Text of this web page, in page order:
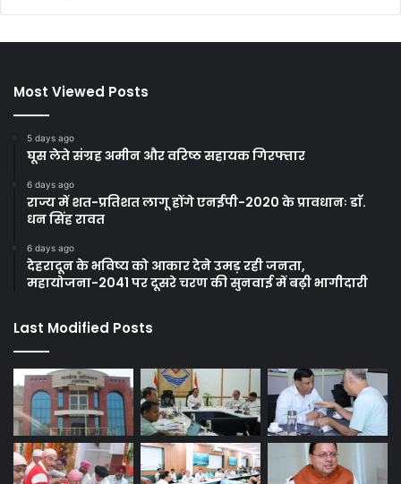
Most Viewed Posts
5 days ago
घूस लेते संग्रह अमीन और वरिष्ठ सहायक गिरफ्तार
6 days ago
राज्य में शत-प्रतिशत लागू होंगे एनईपी-2020 के प्रावधानः डाॅ.
धन सिंह रावत
6 days ago
देहरादून के भविष्य को आकार देने उमड़ रही जनता,
महायोजना-2041 पर दूसरे चरण की सुनवाई में बढ़ी भागीदारी
Last Modified Posts